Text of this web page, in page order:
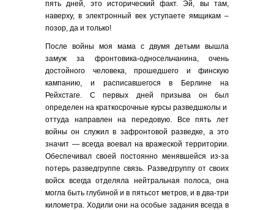
пять дней, это исторический факт. Эй, вы там,
наверху, в электронный век уступаете ямщикам –
позор, да и только!
После войны моя мама с двумя детьми вышла
замуж за фронтовика-односельчанина, очень
достойного человека, прошедшего и финскую
кампанию, и расписавшегося в Берлине на
Рейхстаге. С первых дней призыва он был
определен на краткосрочные курсы разведшколы и
оттуда направлен на передовую. Все пять лет
войны он служил в зафронтовой разведке, а это
значит — всегда воевал на вражеской территории.
Обеспечивал своей постоянно менявшейся из-за
потерь разведгруппе связь. Разведгруппу от своих
войск всегда отделяла нейтральная полоса, она
могла быть глубиной и в пятьсот метров, и в два-три
километра. Ходили они на особые задания всегда в